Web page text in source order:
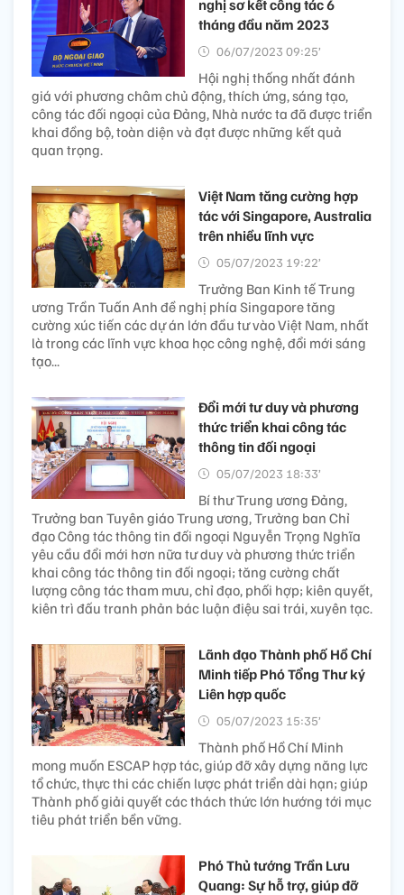
nghị sơ kết công tác 6
tháng đầu năm 2023
06/07/2023 09:25’
Hội nghị thống nhất đánh
giá với phương châm chủ động, thích ứng, sáng tạo,
công tác đối ngoại của Đảng, Nhà nước ta đã được triển
khai đồng bộ, toàn diện và đạt được những kết quả
quan trọng.
Việt Nam tăng cường hợp
tác với Singapore, Australia
trên nhiều lĩnh vực
05/07/2023 19:22’
Trưởng Ban Kinh tế Trung
ương Trần Tuấn Anh đề nghị phía Singapore tăng
cường xúc tiến các dự án lớn đầu tư vào Việt Nam, nhất
là trong các lĩnh vực khoa học công nghệ, đổi mới sáng
tạo...
Đổi mới tư duy và phương
thức triển khai công tác
thông tin đối ngoại
05/07/2023 18:33’
Bí thư Trung ương Đảng,
Trưởng ban Tuyên giáo Trung ương, Trưởng ban Chỉ
đạo Công tác thông tin đối ngoại Nguyễn Trọng Nghĩa
yêu cầu đổi mới hơn nữa tư duy và phương thức triển
khai công tác thông tin đối ngoại; tăng cường chất
lượng công tác tham mưu, chỉ đạo, phối hợp; kiên quyết,
kiên trì đấu tranh phản bác luận điệu sai trái, xuyên tạc.
Lãnh đạo Thành phố Hồ Chí
Minh tiếp Phó Tổng Thư ký
Liên hợp quốc
05/07/2023 15:35’
Thành phố Hồ Chí Minh
mong muốn ESCAP hợp tác, giúp đỡ xây dựng năng lực
tổ chức, thực thi các chiến lược phát triển dài hạn; giúp
Thành phố giải quyết các thách thức lớn hướng tới mục
tiêu phát triển bền vững.
Phó Thủ tướng Trần Lưu
Quang: Sự hỗ trợ, giúp đỡ